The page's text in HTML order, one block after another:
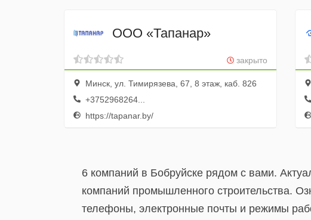
ООО «Тапанар»
закрыто
Минск, ул. Тимирязева, 67, 8 этаж, каб. 826
+3752968264...
https://tapanar.by/
6 компаний в Бобруйске рядом с вами.
компаний промышленного строительства.
телефоны, электронные почты и режимы